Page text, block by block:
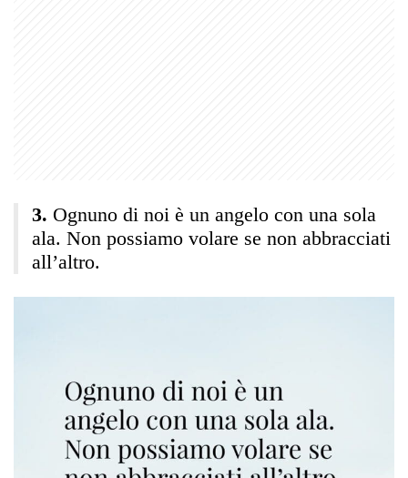
Ognuno di noi è un angelo con una sola
ala. Non possiamo volare se non abbracciati
all’altro.